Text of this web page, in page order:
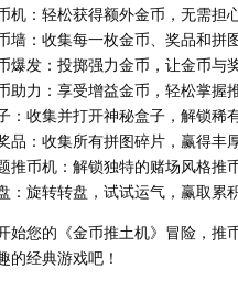
机：轻松获得额外金币，无需担
墙：收集每一枚金币、奖品和拼
爆发：投掷强力金币，让金币与
助力：享受增益金币，轻松掌握
：收集并打开神秘盒子，解锁稀
品：收集所有拼图碎片，赢得丰
推币机：解锁独特的赌场风格推
：旋转转盘，试试运气，赢取累
始您的《金币推土机》冒险，
的经典游戏吧！